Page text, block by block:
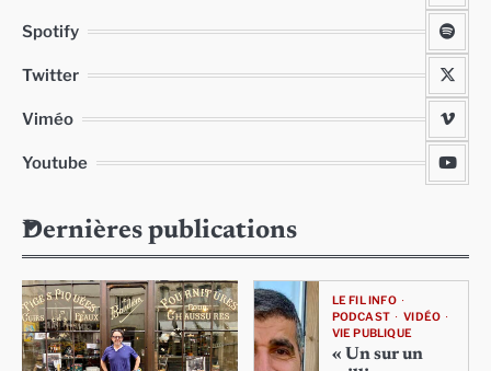
Spotify
Twitter
Viméo
Youtube
Dernières publications
LE FIL INFO
PODCAST
VIDÉO
VIE PUBLIQUE
« Un sur un